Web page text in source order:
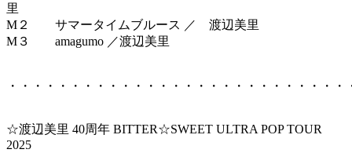
里
M２ サマータイムブルース ／ 渡辺美里
M３ amagumo ／渡辺美里
・・・・・・・・・・・・・・・・・・・・・・・・・・
☆渡辺美里 40周年 BITTER☆SWEET ULTRA POP TOUR
2025